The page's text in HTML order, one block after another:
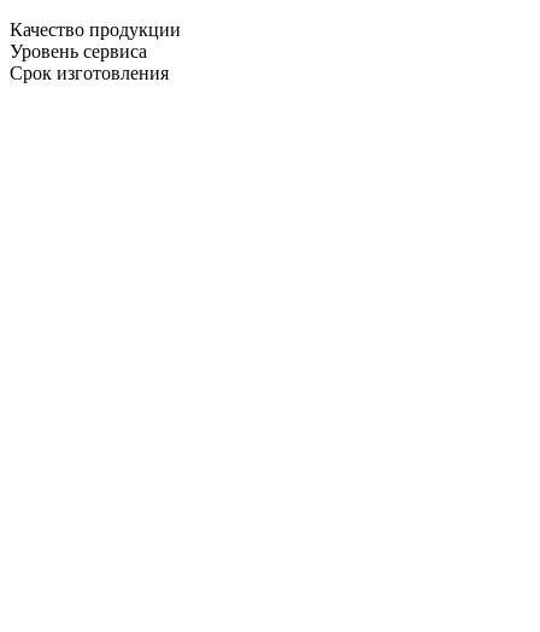
Качество продукции
Уровень сервиса
Срок изготовления